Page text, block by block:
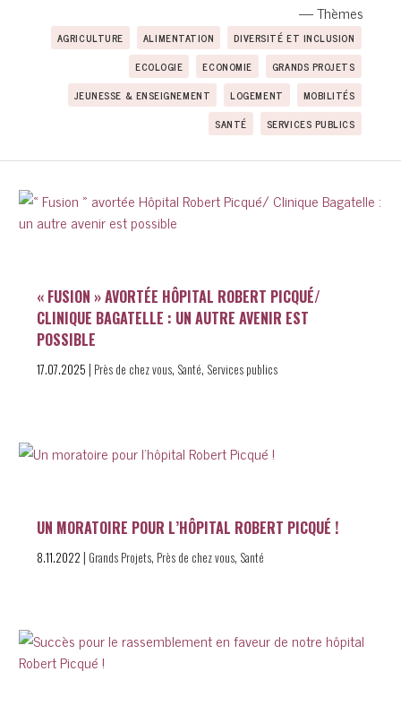
— Thèmes
AGRICULTURE ALIMENTATION
DIVERSITÉ ET INCLUSION
ECOLOGIE
ECONOMIE
GRANDS PROJETS
JEUNESSE & ENSEIGNEMENT
LOGEMENT
MOBILITÉS
SANTÉ
SERVICES PUBLICS
« FUSION » AVORTÉE HÔPITAL ROBERT PICQUÉ/
CLINIQUE BAGATELLE : UN AUTRE AVENIR EST
POSSIBLE
17.07.2025 | Près de chez vous, Santé, Services publics
UN MORATOIRE POUR L’HÔPITAL ROBERT PICQUÉ !
8.11.2022 | Grands Projets, Près de chez vous, Santé